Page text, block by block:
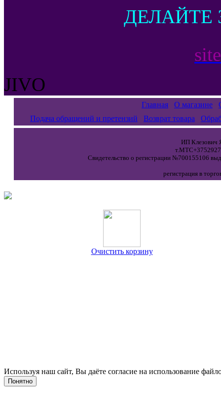
ДЕЛАЙТЕ
JIVO
Главная О магазине
Подача обращений и претензий
Возврат товара
ИП Клезович
Свидетельство о регистрации №700155106
регистрация в
Очистить корзину
Используя наш сайт, Вы даёте согласие на использование
Понятно